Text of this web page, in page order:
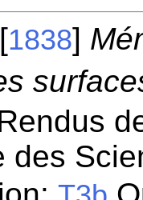
[1838]
des